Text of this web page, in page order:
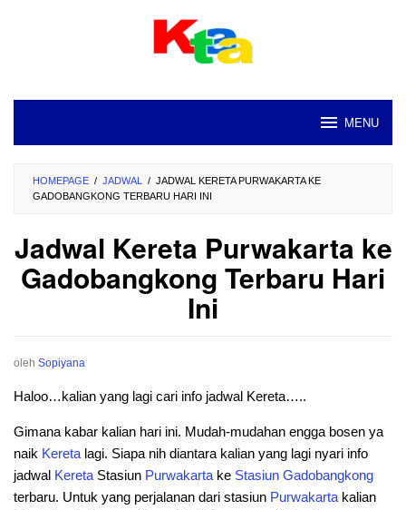
MENU
HOMEPAGE / JADWAL / JADWAL KERETA PURWAKARTA KE
GADOBANGKONG TERBARU HARI INI
Jadwal Kereta Purwakarta ke
Gadobangkong Terbaru Hari
Ini
oleh Sopiyana
Haloo…kalian yang lagi cari info jadwal Kereta…..
Gimana kabar kalian hari ini. Mudah-mudahan engga bosen ya
naik Kereta lagi. Siapa nih diantara kalian yang lagi nyari info
jadwal Kereta Stasiun Purwakarta ke Stasiun Gadobangkong
terbaru. Untuk yang perjalanan dari stasiun Purwakarta kalian